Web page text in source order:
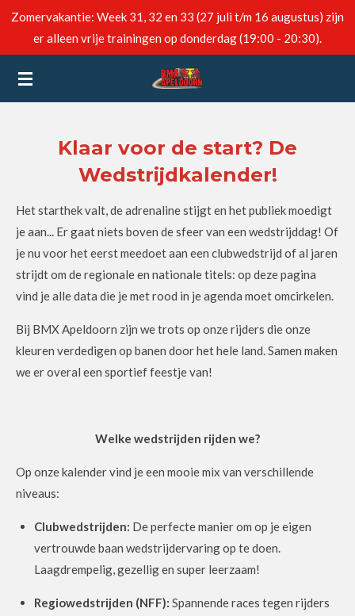
Ga
direct
de
hoofdinhoud
Zomervakantie: Week 31, 32 en 33 (27 juli t/m 16 augustus) zijn
er alleen vrije trainingen op donderdag (19:00 - 20:30).
Klaar voor de start? De
Wedstrijdkalender!
Het starthek valt, de adrenaline stijgt en het publiek moedigt
je aan... Er gaat niets boven de sfeer van een wedstrijddag! Of
je nu voor het eerst meedoet aan een clubwedstrijd of al jaren
strijdt om de regionale en nationale titels: op deze pagina
vind je alle data die je met rood in je agenda moet omcirkelen.
Bij BMX Apeldoorn zijn we trots op onze rijders die onze
kleuren verdedigen op banen door het hele land. Samen maken
we er overal een sportief feestje van!
Welke wedstrijden rijden we?
Op onze kalender vind je een mooie mix van verschillende
niveaus:
Clubwedstrijden: De perfecte manier om op je eigen
vertrouwde baan wedstrijdervaring op te doen.
Laagdrempelig, gezellig en super leerzaam!
Regiowedstrijden (NFF): Spannende races tegen rijders